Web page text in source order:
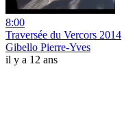
8:00
Traversée du Vercors 2014
Gibello Pierre-Yves
il y a 12 ans